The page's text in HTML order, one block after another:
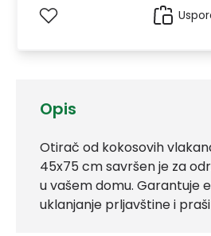
Opis
Otirač od kokosovih
45x75 cm savršen je za
u vašem domu. Garantuje
uklanjanje prljavštine i